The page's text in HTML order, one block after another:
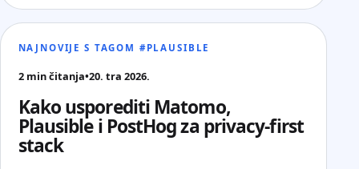
NAJNOVIJE S TAGOM #PLAUSIBLE
2 min čitanja•20. tra 2026.
Kako usporediti Matomo,
Plausible i PostHog za privacy-first
stack